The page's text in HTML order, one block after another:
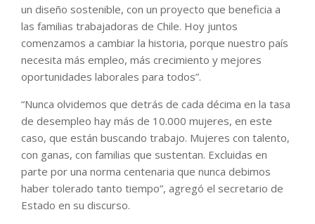
un diseño sostenible, con un proyecto que beneficia a
las familias trabajadoras de Chile. Hoy juntos
comenzamos a cambiar la historia, porque nuestro país
necesita más empleo, más crecimiento y mejores
oportunidades laborales para todos”.
“Nunca olvidemos que detrás de cada décima en la tasa
de desempleo hay más de 10.000 mujeres, en este
caso, que están buscando trabajo. Mujeres con talento,
con ganas, con familias que sustentan. Excluidas en
parte por una norma centenaria que nunca debimos
haber tolerado tanto tiempo”, agregó el secretario de
Estado en su discurso.